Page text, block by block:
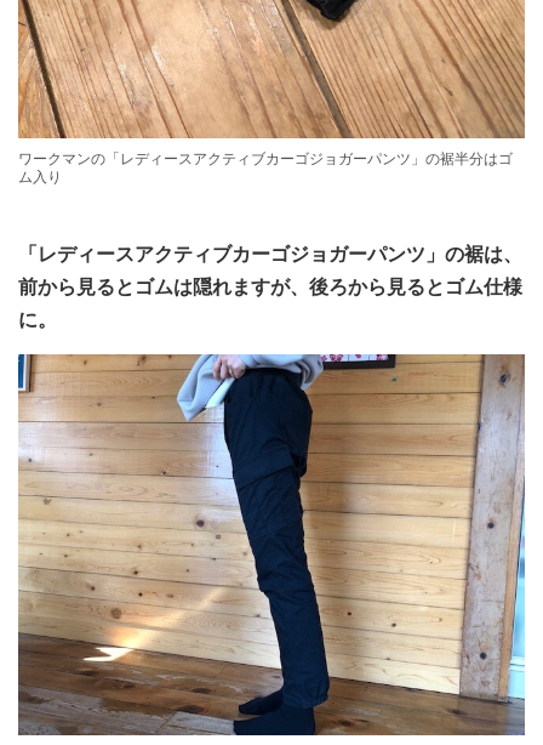
ワークマンの「レディースアクティブカーゴジョガーパンツ」の裾半分はゴ
ム入り
「レディースアクティブカーゴジョガーパンツ」の裾は、
前から見るとゴムは隠れますが、後ろから見るとゴム仕様
に。